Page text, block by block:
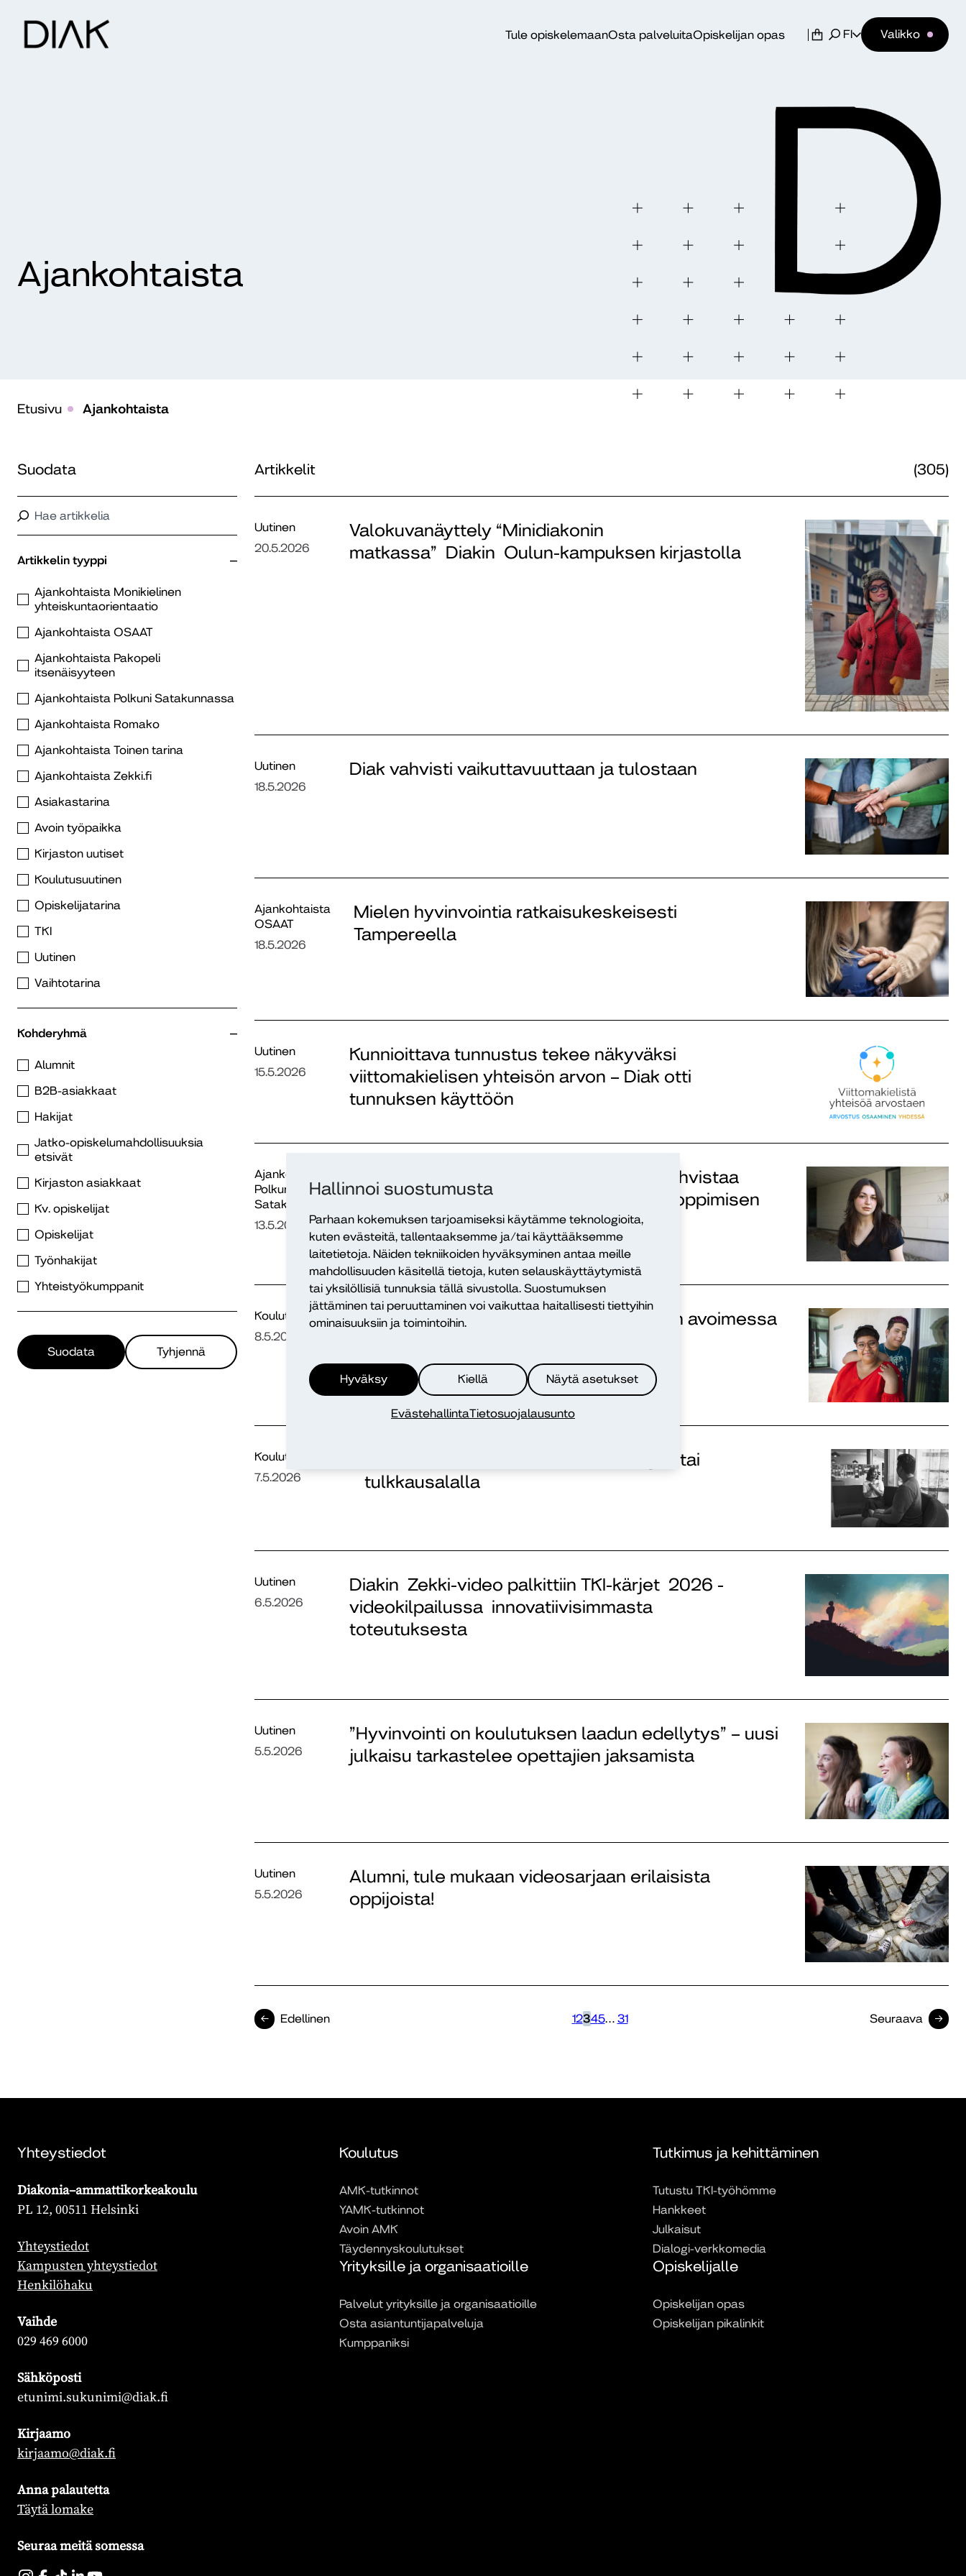
Hallinnoi suostumusta
Parhaan kokemuksen tarjoamiseksi käytämme teknologioita,
kuten evästeitä, tallentaaksemme ja/tai käyttääksemme
laitetietoja. Näiden tekniikoiden hyväksyminen antaa meille
mahdollisuuden käsitellä tietoja, kuten selauskäyttäytymistä
tai yksilöllisiä tunnuksia tällä sivustolla. Suostumuksen
jättäminen tai peruuttaminen voi vaikuttaa haitallisesti tiettyihin
ominaisuuksiin ja toimintoihin.
Hyväksy Kiellä Näytä asetukset
EvästehallintaTietosuojalausunto
Tule opiskelemaanOsta palveluitaOpiskelijan opas FI Valikko
Ajankohtaista
Etusivu Ajankohtaista
Suodata
Artikkelin tyyppi
Ajankohtaista Monikielinen
yhteiskuntaorientaatio
Ajankohtaista OSAAT
Ajankohtaista Pakopeli
itsenäisyyteen
Ajankohtaista Polkuni Satakunnassa
Ajankohtaista Romako
Ajankohtaista Toinen tarina
Ajankohtaista Zekki.fi
Asiakastarina
Avoin työpaikka
Kirjaston uutiset
Koulutusuutinen
Opiskelijatarina
TKI
Uutinen
Vaihtotarina
Kohderyhmä
Alumnit
B2B-asiakkaat
Hakijat
Jatko-opiskelumahdollisuuksia
etsivät
Kirjaston asiakkaat
Kv. opiskelijat
Opiskelijat
Työnhakijat
Yhteistyökumppanit
Suodata Tyhjennä
Artikkelit (305)
Uutinen
20.5.2026
Valokuvanäyttely “Minidiakonin
matkassa” Diakin Oulun-kampuksen kirjastolla
Uutinen
18.5.2026
Diak vahvisti vaikuttavuuttaan ja tulostaan
Ajankohtaista
OSAAT
18.5.2026
Mielen hyvinvointia ratkaisukeskeisesti
Tampereella
Uutinen
15.5.2026
Kunnioittava tunnustus tekee näkyväksi
viittomakielisen yhteisön arvon – Diak otti
tunnuksen käyttöön
Ajankohtaista
Polkuni
Satakunnassa
13.5.2026
Uusi koulutusmateriaalikokonaisuus vahvistaa
monikulttuurista kohtaamista ja kielen oppimisen
tukea
Koulutusuutinen
8.5.2026
Pätevöidy kirjoitustulkkina toimimiseen avoimessa
Koulutusuutinen
7.5.2026
Päivitä osaamistasi sosiaali-, terveys- tai
tulkkausalalla
Uutinen
6.5.2026
Diakin Zekki-video palkittiin TKI-kärjet 2026 -
videokilpailussa innovatiivisimmasta
toteutuksesta
Uutinen
5.5.2026
”Hyvinvointi on koulutuksen laadun edellytys” – uusi
julkaisu tarkastelee opettajien jaksamista
Uutinen
5.5.2026
Alumni, tule mukaan videosarjaan erilaisista
oppijoista!
Edellinen 12345… 31 Seuraava
Yhteystiedot
Diakonia–ammattikorkeakoulu
PL 12, 00511 Helsinki
Yhteystiedot
Kampusten yhteystiedot
Henkilöhaku
Vaihde
029 469 6000
Sähköposti
etunimi.sukunimi@diak.fi
Kirjaamo
kirjaamo@diak.fi
Anna palautetta
Täytä lomake
Seuraa meitä somessa
Koulutus
AMK-tutkinnot
YAMK-tutkinnot
Avoin AMK
Täydennyskoulutukset
Yrityksille ja organisaatioille
Palvelut yrityksille ja organisaatioille
Osta asiantuntijapalveluja
Kumppaniksi
Tutkimus ja kehittäminen
Tutustu TKI-työhömme
Hankkeet
Julkaisut
Dialogi-verkkomedia
Opiskelijalle
Opiskelijan opas
Opiskelijan pikalinkit